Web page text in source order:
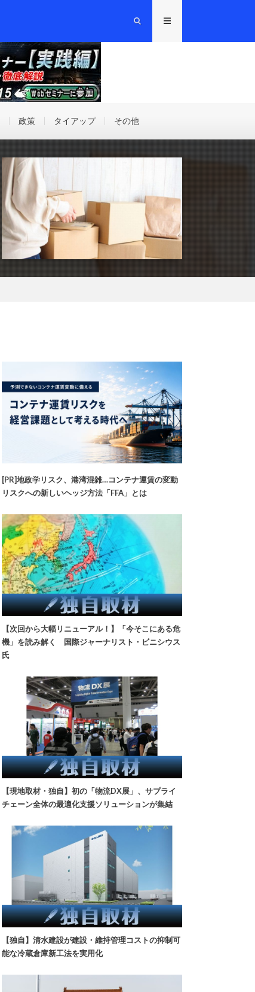
政策 タイアップ その他
[PR]地政学リスク、港湾混雑…コンテナ運賃の変動
リスクへの新しいヘッジ方法「FFA」とは
【次回から大幅リニューアル！】「今そこにある危
機」を読み解く 国際ジャーナリスト・ビニシウス
氏
【現地取材・独自】初の「物流DX展」、サプライ
チェーン全体の最適化支援ソリューションが集結
【独自】清水建設が建設・維持管理コストの抑制可
能な冷蔵倉庫新工法を実用化